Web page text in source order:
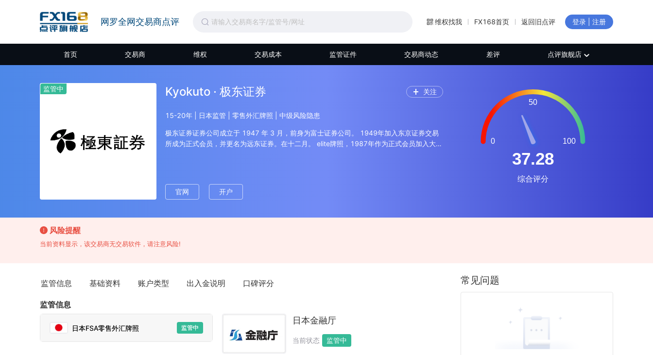
网罗全网交易商点评 维权找我 FX168首页 返回旧点评 登录 | 注册
首页 交易商 维权 交易成本 监管证件 交易商动态 差评 点评旗舰店
监管中 Kyokuto · 极东证券 关注
15-20年 | 日本监管 | 零售外汇牌照 | 中级风险隐患
极东证券证券公司成立于 1947 年 3 月，前身为富士证券公司。 1949年加入东京证券交易
所成为正式会员，并更名为远东证券。在十二月。 elite牌照，1987年作为正式会员加入大阪
交易法注册为金融工具运营商。 极东证券 securities总部位于日本东京，流动资金52,5168
日元，员工256人。
官网 开户
风险提醒
当前资料显示，该交易商无交易软件，请注意风险!
监管信息 基础资料 账户类型 出入金说明 口碑评分
监管信息
日本FSA零售外汇牌照 监管中
日本金融厅
当前状态 监管中
常见问题